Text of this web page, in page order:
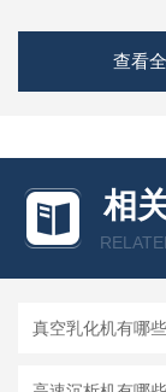
查看
相
真空乳化机有哪